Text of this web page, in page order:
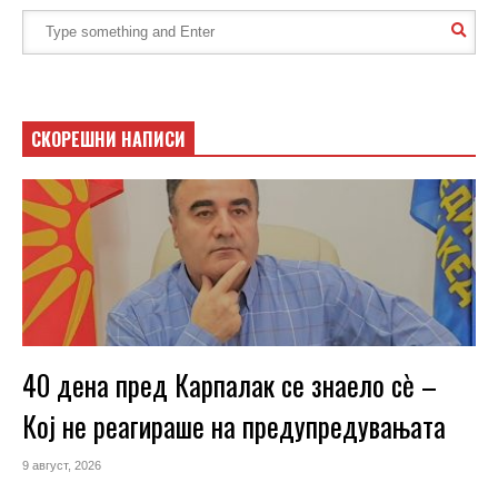
СКОРЕШНИ НАПИСИ
40 дена пред Карпалак се знаело сѐ –
Кој не реагираше на предупредувањата
9 август, 2026